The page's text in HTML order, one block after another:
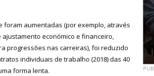
aumentadas (por exemplo, através
económico e financeiro,
progressões nas carreiras), foi reduzido
individuais de trabalho (2018) das 40
forma lenta.
PUB